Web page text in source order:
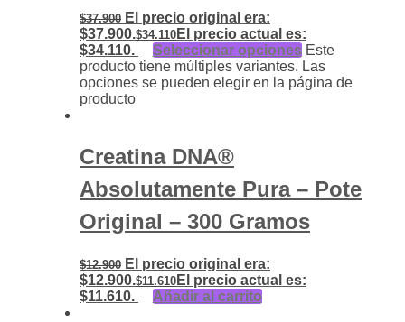
$37.900 El precio original era:
$37.900.$34.110 El precio actual es:
$34.110.
Seleccionar opciones Este
producto tiene múltiples variantes. Las
opciones se pueden elegir en la página de
producto
Creatina DNA®
Absolutamente Pura – Pote
Original – 300 Gramos
$12.900 El precio original era:
$12.900.$11.610 El precio actual es:
$11.610.
Añadir al carrito